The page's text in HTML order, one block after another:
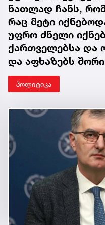
ნათლად ჩანს,
რაც მეტი
უფრო ძნელი
ქართველებსა და
და აფხაზებს
პოლიტიკა